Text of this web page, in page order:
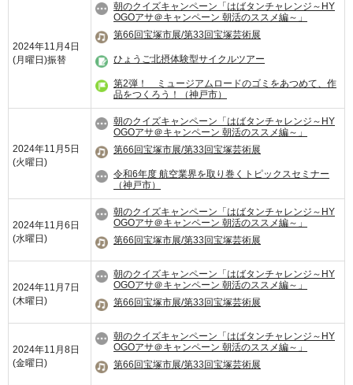
2024年11月4日
(月曜日)振替
朝のクイズキャンペーン「はばタンチャレンジ～HY
OGOアサ＠キャンペーン 朝活のススメ編～」
第66回宝塚市展/第33回宝塚芸術展
ひょうご北摂体験型サイクルツアー
第2弾！ ミュージアムロードのゴミをあつめて、作
品をつくろう！（神戸市）
2024年11月5日
(火曜日)
朝のクイズキャンペーン「はばタンチャレンジ～HY
OGOアサ＠キャンペーン 朝活のススメ編～」
第66回宝塚市展/第33回宝塚芸術展
令和6年度 航空業界を取り巻くトピックスセミナー
（神戸市）
2024年11月6日
(水曜日)
朝のクイズキャンペーン「はばタンチャレンジ～HY
OGOアサ＠キャンペーン 朝活のススメ編～」
第66回宝塚市展/第33回宝塚芸術展
2024年11月7日
(木曜日)
朝のクイズキャンペーン「はばタンチャレンジ～HY
OGOアサ＠キャンペーン 朝活のススメ編～」
第66回宝塚市展/第33回宝塚芸術展
2024年11月8日
(金曜日)
朝のクイズキャンペーン「はばタンチャレンジ～HY
OGOアサ＠キャンペーン 朝活のススメ編～」
第66回宝塚市展/第33回宝塚芸術展